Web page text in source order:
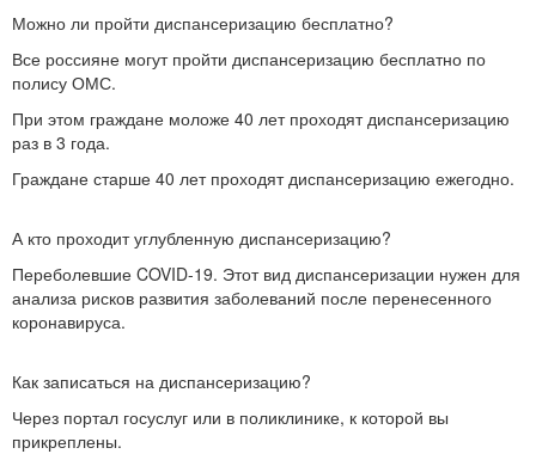
Можно ли пройти диспансеризацию бесплатно?
Все россияне могут пройти диспансеризацию бесплатно по
полису ОМС.
При этом граждане моложе 40 лет проходят диспансеризацию
раз в 3 года.
Граждане старше 40 лет проходят диспансеризацию ежегодно.
А кто проходит углубленную диспансеризацию?
Переболевшие COVID-19. Этот вид диспансеризации нужен для
анализа рисков развития заболеваний после перенесенного
коронавируса.
Как записаться на диспансеризацию?
Через портал госуслуг или в поликлинике, к которой вы
прикреплены.